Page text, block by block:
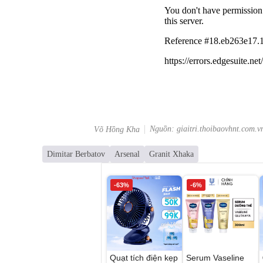
Võ Hồng Kha Nguồn:
Dimitar Berbatov Arsenal Granit Xhaka
-63%
Quạt tích điện kẹp
-6%
Serum Vaseline